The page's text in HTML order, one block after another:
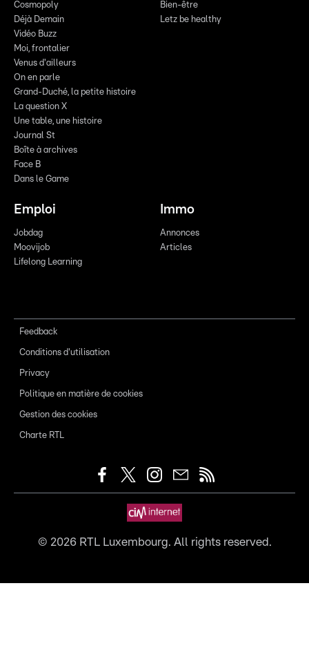
Cosmopoly
Déjà Demain
Vidéo Buzz
Moi, frontalier
Venus d'ailleurs
On en parle
Grand-Duché, la petite histoire
La question X
Une table, une histoire
Journal St
Boîte à archives
Face B
Dans le Game
Bien-être
Letz be healthy
Emploi
Jobdag
Moovijob
Lifelong Learning
Immo
Annonces
Articles
Feedback
Conditions d'utilisation
Privacy
Politique en matière de cookies
Gestion des cookies
Charte RTL
© 2026RTL Luxembourg. All rights reserved.